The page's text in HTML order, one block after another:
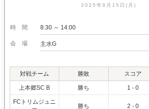
2025年9月15日(月)
時間 8:30 ～ 14:00
会場 主水G
対戦チーム 勝敗 スコア
上本郷SC B 勝ち 1 - 0
FCトリムジュニ
勝ち 2 - 0